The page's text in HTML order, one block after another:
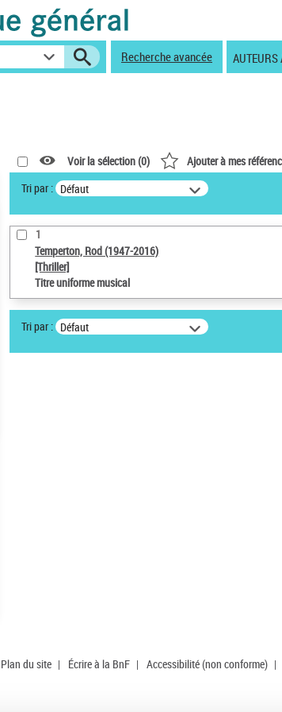
Recherche avancée AUTEURS
Voir la sélection (0) Ajouter à mes
Tri par : Défaut
1
Temperton, Rod (1947-2016)
[Thriller]
Titre uniforme musical
Tri par : Défaut
Plan du site | Écrire à la BnF | Accessibilité (non conforme) |